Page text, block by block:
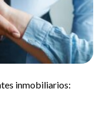
inmobiliarios: